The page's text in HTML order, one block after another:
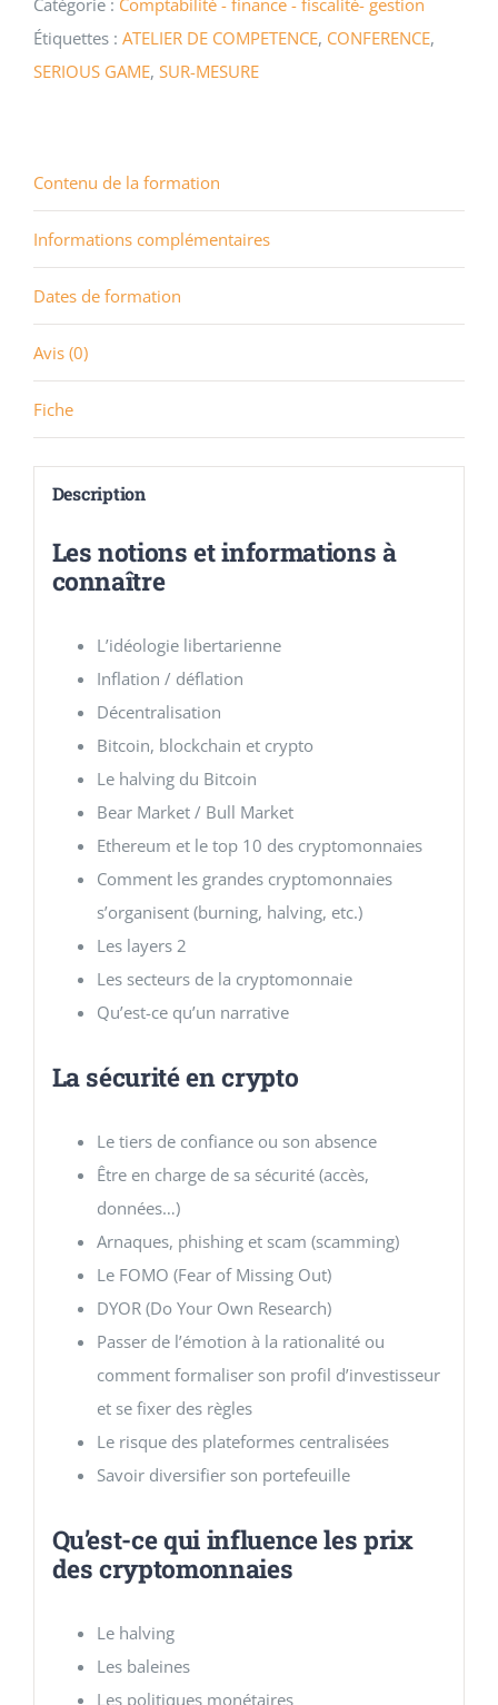
Étiquettes : ATELIER DE COMPETENCE, CONFERENCE,
SERIOUS GAME, SUR-MESURE
Contenu de la formation
Informations complémentaires
Dates de formation
Avis (0)
Fiche
Description
Les notions et informations à
connaître
L’idéologie libertarienne
Inflation / déflation
Décentralisation
Bitcoin, blockchain et crypto
Le halving du Bitcoin
Bear Market / Bull Market
Ethereum et le top 10 des cryptomonnaies
Comment les grandes cryptomonnaies
s’organisent (burning, halving, etc.)
Les layers 2
Les secteurs de la cryptomonnaie
Qu’est-ce qu’un narrative
La sécurité en crypto
Le tiers de confiance ou son absence
Être en charge de sa sécurité (accès,
données…)
Arnaques, phishing et scam (scamming)
Le FOMO (Fear of Missing Out)
DYOR (Do Your Own Research)
Passer de l’émotion à la rationalité ou
comment formaliser son profil d’investisseur
et se fixer des règles
Le risque des plateformes centralisées
Savoir diversifier son portefeuille
Qu’est-ce qui influence les prix
des cryptomonnaies
Le halving
Les baleines
Les politiques monétaires